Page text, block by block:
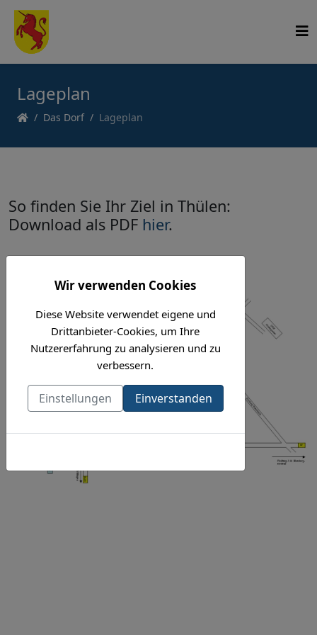
Lageplan
Das Dorf Lageplan
So finden Sie Ihr Ziel in Thülen:
Download als PDF hier.
Wir verwenden Cookies
Diese Website verwendet eigene und
Drittanbieter-Cookies, um Ihre
Nutzererfahrung zu analysieren und zu
verbessern.
Einstellungen Einverstanden